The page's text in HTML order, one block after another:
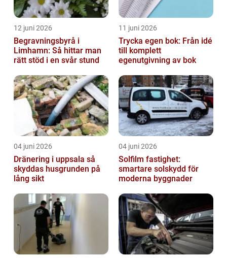
12 juni 2026
Begravningsbyrå i
Limhamn: Så hittar man
rätt stöd i en svår stund
11 juni 2026
Trycka egen bok: Från idé
till komplett
egenutgivning av bok
04 juni 2026
Dränering i uppsala så
skyddas husgrunden på
lång sikt
04 juni 2026
Solfilm fastighet:
smartare solskydd för
moderna byggnader